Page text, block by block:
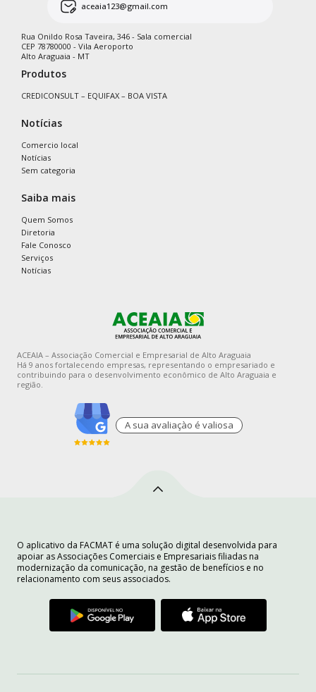
aceaia123@gmail.com
Rua Onildo Rosa Taveira, 346 - Sala comercial
CEP 78780000 - Vila Aeroporto
Alto Araguaia - MT
Produtos
CREDICONSULT – EQUIFAX – BOA VISTA
Notícias
Comercio local
Notícias
Sem categoria
Saiba mais
Quem Somos
Diretoria
Fale Conosco
Serviços
Notícias
ACEAIA – Associação Comercial e Empresarial de Alto Araguaia
Há 9 anos fortalecendo empresas, representando o empresariado e
contribuindo para o desenvolvimento econômico de Alto Araguaia e
região.
A sua avaliaçào é valiosa
O aplicativo da FACMAT é uma solução digital desenvolvida para
apoiar as Associações Comerciais e Empresariais filiadas na
modernização da comunicação, na gestão de benefícios e no
relacionamento com seus associados.